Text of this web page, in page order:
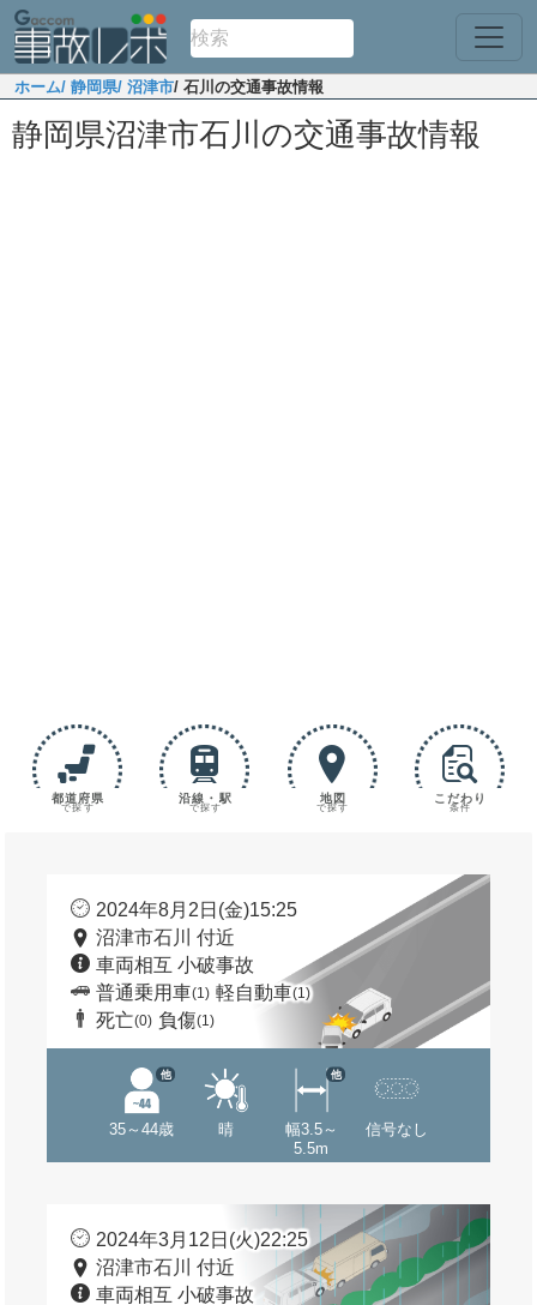
ホーム/ 静岡県/ 沼津市/ 石川の交通事故情報
静岡県沼津市石川の交通事故情報
都道府県
で探す
沿線・駅
で探す
地図
で探す
こだわり
条件
2024年8月2日(金)15:25
沼津市石川 付近
車両相互 小破事故
普通乗用車(1) 軽自動車(1)
死亡(0) 負傷(1)
35～44歳
他
晴
幅3.5～
5.5m
他
信号なし
2024年3月12日(火)22:25
沼津市石川 付近
車両相互 小破事故